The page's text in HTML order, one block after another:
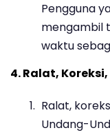
Pengguna
mengambil
waktu
4. Ralat,
Ralat,
Undang-